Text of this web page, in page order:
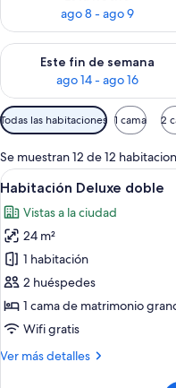
ago 8 - ago 9
Este fin de semana
ago 14 - ago 16
Consulta la disponibilidad
Filtros
disponibles
para
las
habitaciones
Todas las habitaciones 1 cama 2
Se muestran 12 de 12
Abrir
todas
las
fotos
de
Habitación
Deluxe
doble
5
Habitación Deluxe doble
Vistas a la ciudad
24 m²
1 habitación
2 huéspedes
1 cama de matrimonio
Wifi gratis
Ver más detalles
Más